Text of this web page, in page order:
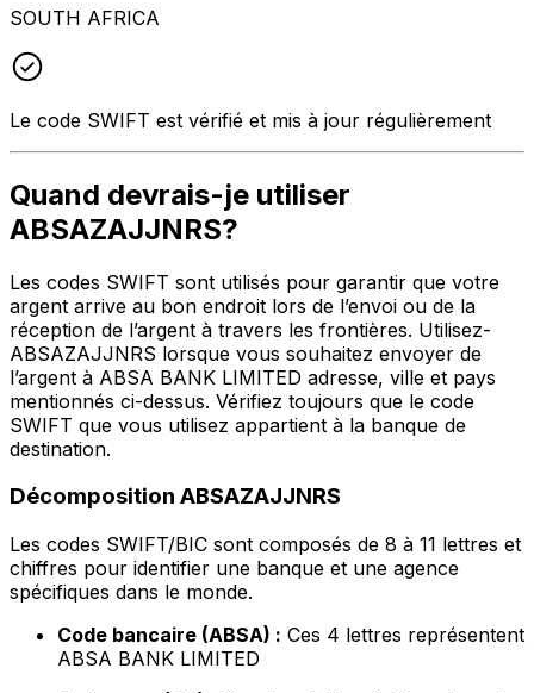
SOUTH AFRICA
Le code SWIFT est vérifié et mis à jour régulièrement
Quand devrais-je utiliser
ABSAZAJJNRS?
Les codes SWIFT sont utilisés pour garantir que votre
argent arrive au bon endroit lors de l’envoi ou de la
réception de l’argent à travers les frontières. Utilisez-
ABSAZAJJNRS lorsque vous souhaitez envoyer de
l’argent à ABSA BANK LIMITED adresse, ville et pays
mentionnés ci-dessus. Vérifiez toujours que le code
SWIFT que vous utilisez appartient à la banque de
destination.
Décomposition ABSAZAJJNRS
Les codes SWIFT/BIC sont composés de 8 à 11 lettres et
chiffres pour identifier une banque et une agence
spécifiques dans le monde.
Code bancaire (ABSA) : Ces 4 lettres représentent
ABSA BANK LIMITED